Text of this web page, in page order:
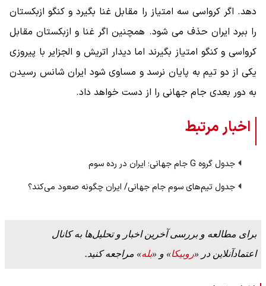
دهد. اگر کرواسی سه امتیاز را مقابل غنا بگیرد و کنگو ازبکستان
را ببرد ایران حذف می شود. همچنین اگر غنا و ازبکستان مقابل
کرواسی و کنگو امتیاز بگیرند اما دیدار اتریش و الجزایر با پیروزی
یکی از دو تیم به پایان نرسد و مساوی شود ایران شانس رسیدن
به دور بعدی جام جهانی را از دست خواهد داد.
اخبار مرتبط
جدول گروه G جام جهانی؛ ایران در رده سوم
جدول تیم‌های سوم جام جهانی/ ایران چگونه صعود می‌کند؟
برای مطالعه و بررسی آخرین اخبار و تحلیل‌ها به کانال
اعتمادآنلاین در «روبیکا» و «بله» مراجعه کنید.